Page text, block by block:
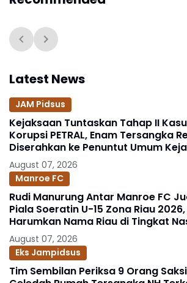
Latest News
JAM Pidsus
Kejaksaan Tuntaskan Tahap II
Korupsi PETRAL, Enam Tersangka
Diserahkan ke Penuntut Umum
Jakpus
August 07, 2026
Manroe FC
Rudi Manurung Antar Manroe FC
Piala Soeratin U-15 Zona Riau
Harumkan Nama Riau di Tingkat
August 07, 2026
Eks Jampidsus
Tim Sembilan Periksa 9 Orang Saksi dan